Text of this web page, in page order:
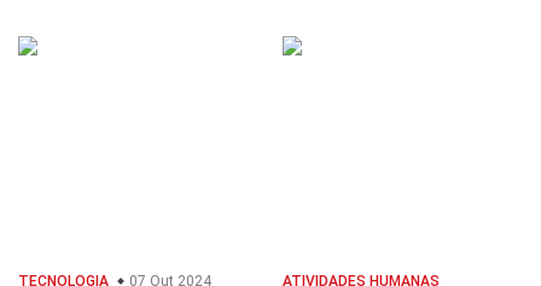
TECNOLOGIA 07 Out 2024
ATIVIDADES HUMANAS